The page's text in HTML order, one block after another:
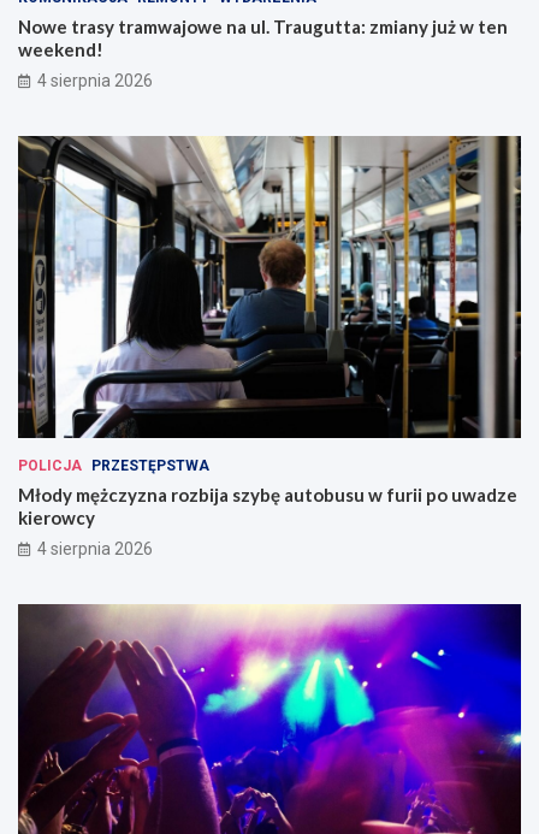
Nowe trasy tramwajowe na ul. Traugutta: zmiany już w ten
weekend!
4 sierpnia 2026
POLICJA PRZESTĘPSTWA
Młody mężczyzna rozbija szybę autobusu w furii po uwadze
kierowcy
4 sierpnia 2026